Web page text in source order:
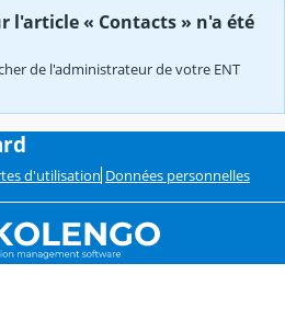
l'article « Contacts » n'a été
de l'administrateur de votre ENT
d'utilisation Données personnelles